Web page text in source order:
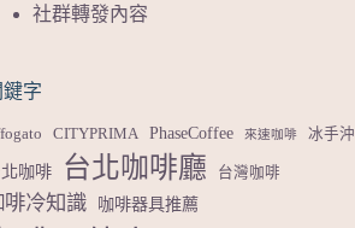
社群轉發內容
字
CITYPRIMA PhaseCoffee 來速咖啡 冰手沖
咖啡 台北咖啡廳 台灣咖啡
啡冷知識 咖啡器具推薦